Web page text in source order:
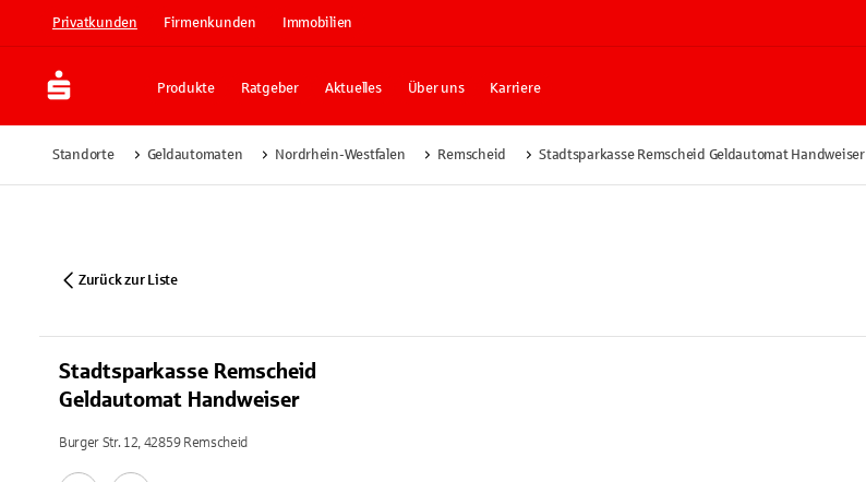
Privatkunden Firmenkunden Immobilien
Produkte Ratgeber Aktuelles Über uns Karriere
Standorte Geldautomaten Nordrhein-Westfalen Remscheid Stadtsparkasse Remscheid Geldautomat Handweiser
Zurück zur Liste
Stadtsparkasse Remscheid
Geldautomat Handweiser
Burger Str. 12, 42859 Remscheid